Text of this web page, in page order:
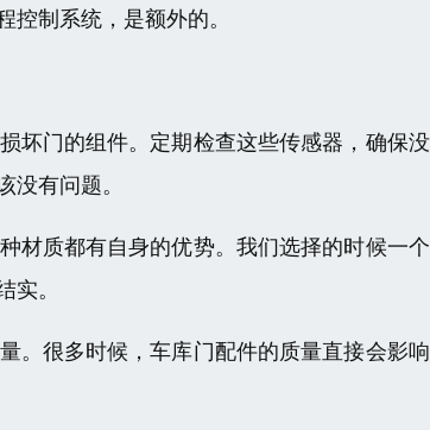
制系统，是额外的。
坏门的组件。定期检查这些传感器，确保
有问题。
材质都有自身的优势。我们选择的时候一
。
。很多时候，车库门配件的质量直接会影